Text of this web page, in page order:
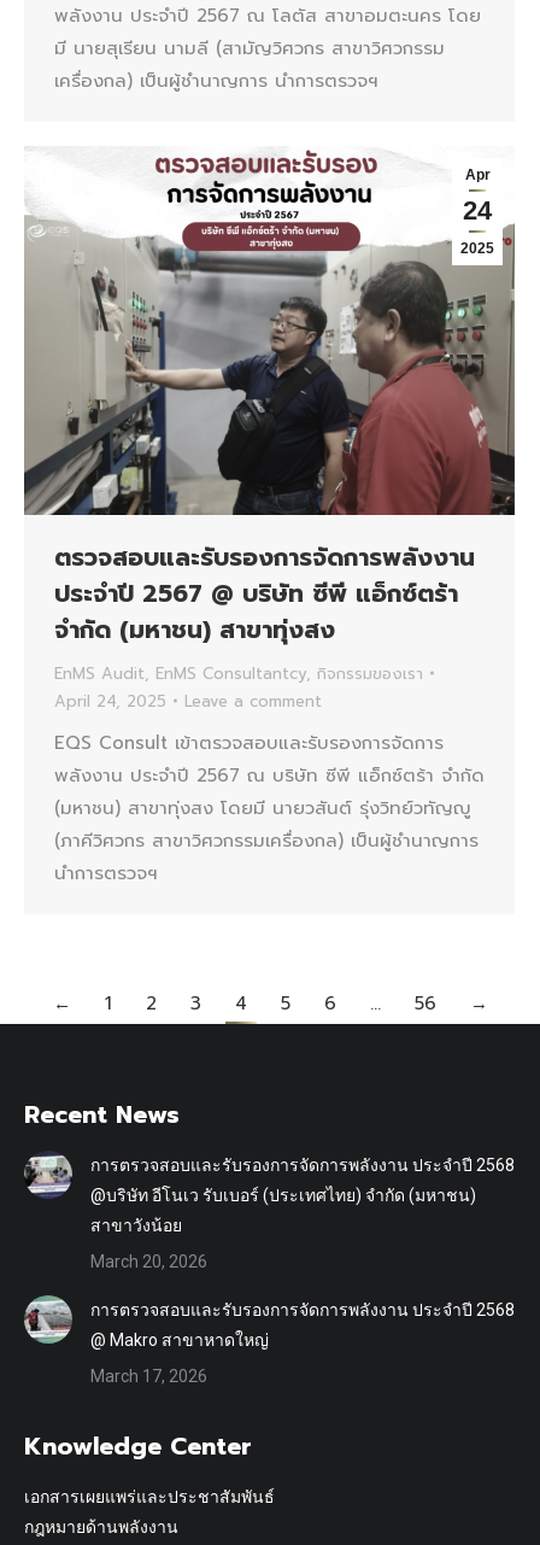
พลังงาน ประจำปี 2567 ณ โลตัส สาขาอมตะนคร โดย
มี นายสุเรียน นามลี (สามัญวิศวกร สาขาวิศวกรรม
เครื่องกล) เป็นผู้ชำนาญการ นำการตรวจฯ
Apr
24
2025
ตรวจสอบและรับรองการจัดการพลังงาน
ประจำปี 2567 @ บริษัท ซีพี แอ็กซ์ตร้า
จำกัด (มหาชน) สาขาทุ่งสง
EnMS Audit, EnMS Consultantcy, กิจกรรมของเรา
April 24, 2025
Leave a comment
EQS Consult เข้าตรวจสอบและรับรองการจัดการ
พลังงาน ประจำปี 2567 ณ บริษัท ซีพี แอ็กซ์ตร้า จำกัด
(มหาชน) สาขาทุ่งสง โดยมี นายวสันต์ รุ่งวิทย์วทัญญู
(ภาคีวิศวกร สาขาวิศวกรรมเครื่องกล) เป็นผู้ชำนาญการ
นำการตรวจฯ
← 1 2 3 4 5 6 … 56 →
Recent News
การตรวจสอบและรับรองการจัดการพลังงาน ประจำปี 2568
@บริษัท อีโนเว รับเบอร์ (ประเทศไทย) จำกัด (มหาชน)
สาขาวังน้อย
March 20, 2026
การตรวจสอบและรับรองการจัดการพลังงาน ประจำปี 2568
@ Makro สาขาหาดใหญ่
March 17, 2026
Knowledge Center
เอกสารเผยแพร่และประชาสัมพันธ์
กฎหมายด้านพลังงาน